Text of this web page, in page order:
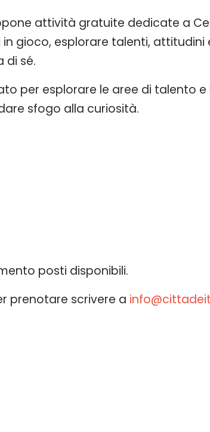
attività gratuite dedicate a
in gioco, esplorare talenti,
di sé.
per esplorare le aree di talento
sfogo alla curiosità.
posti disponibili.
prenotare scrivere a